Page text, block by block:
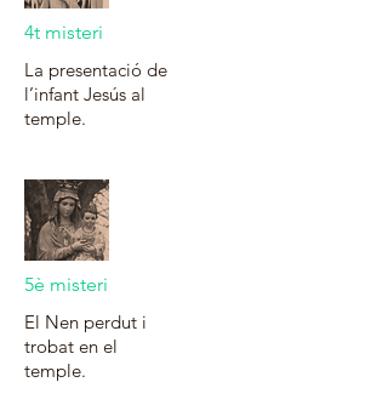
4t misteri
La presentació de
l’infant Jesús al
temple.
5è misteri
El Nen perdut i
trobat en el
temple.